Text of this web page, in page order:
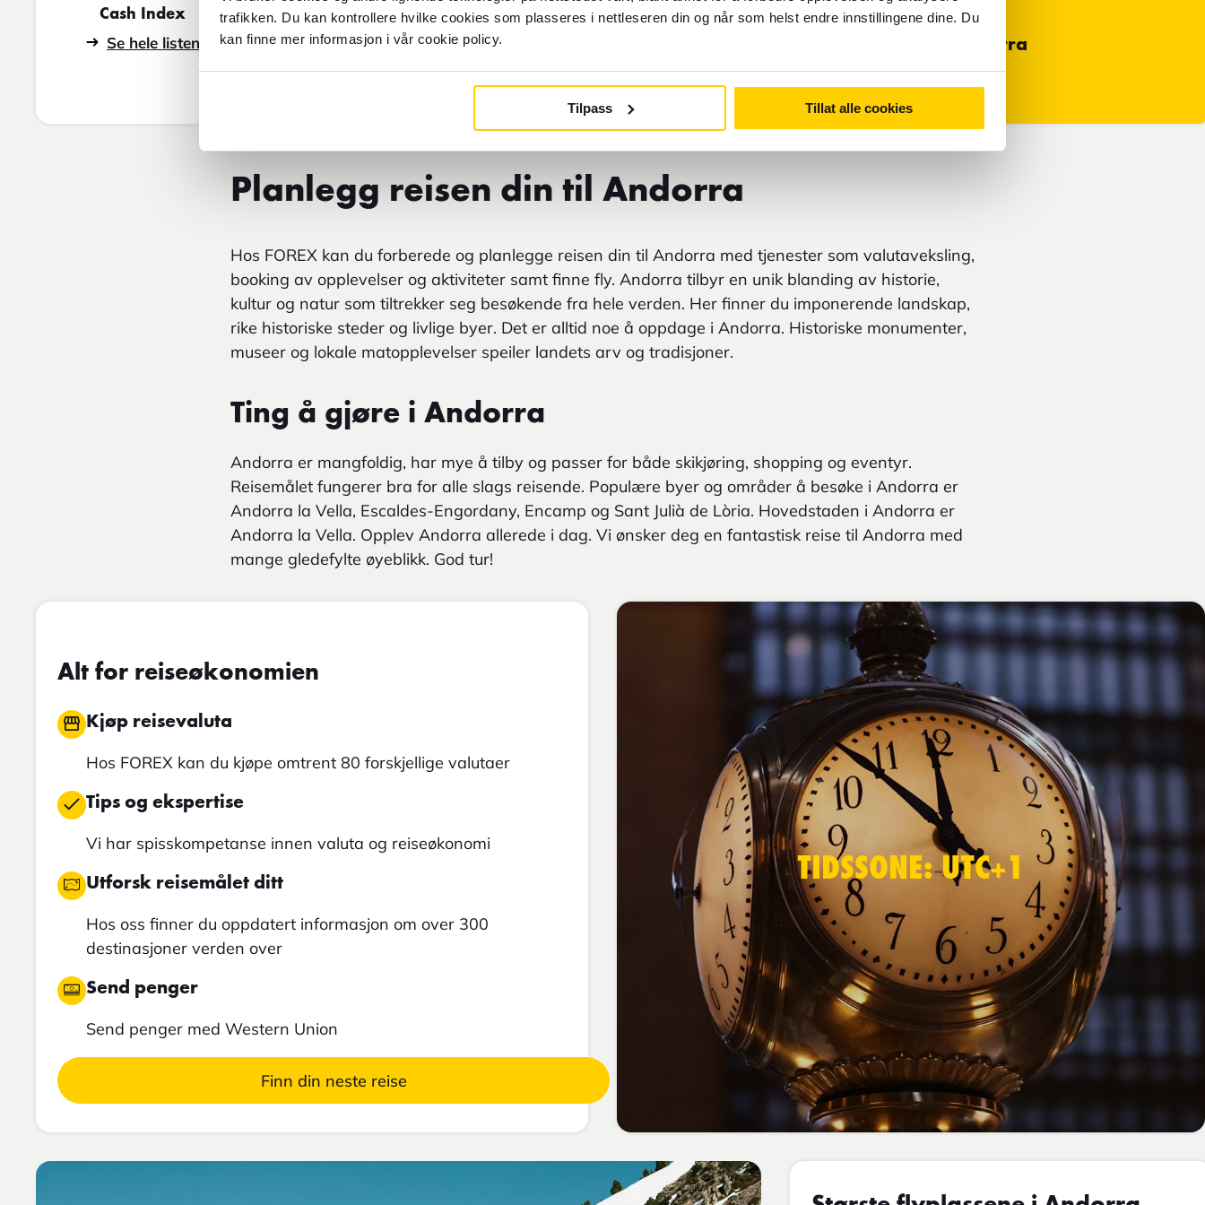
trafikken. Du kan kontrollere hvilke cookies som plasseres i nettleseren din og når som helst endre innstillingene dine. Du
kan finne mer informasjon i vår cookie policy.
Tilpass Tillat alle cookies
Cash Index
Se hele listen
Primær valuta i Andorra
Euro - EUR
Planlegg reisen din til Andorra
Hos FOREX kan du forberede og planlegge reisen din til Andorra med tjenester som valutaveksling,
booking av opplevelser og aktiviteter samt finne fly. Andorra tilbyr en unik blanding av historie,
kultur og natur som tiltrekker seg besøkende fra hele verden. Her finner du imponerende landskap,
rike historiske steder og livlige byer. Det er alltid noe å oppdage i Andorra. Historiske monumenter,
museer og lokale matopplevelser speiler landets arv og tradisjoner.
Ting å gjøre i Andorra
Andorra er mangfoldig, har mye å tilby og passer for både skikjøring, shopping og eventyr.
Reisemålet fungerer bra for alle slags reisende. Populære byer og områder å besøke i Andorra er
Andorra la Vella, Escaldes-Engordany, Encamp og Sant Julià de Lòria. Hovedstaden i Andorra er
Andorra la Vella. Opplev Andorra allerede i dag. Vi ønsker deg en fantastisk reise til Andorra med
mange gledefylte øyeblikk. God tur!
Alt for reiseøkonomien
Kjøp reisevaluta
Hos FOREX kan du kjøpe omtrent 80 forskjellige valutaer
Tips og ekspertise
Vi har spisskompetanse innen valuta og reiseøkonomi
Utforsk reisemålet ditt
Hos oss finner du oppdatert informasjon om over 300
destinasjoner verden over
Send penger
Send penger med Western Union
Finn din neste reise
TIDSSONE: UTC+1